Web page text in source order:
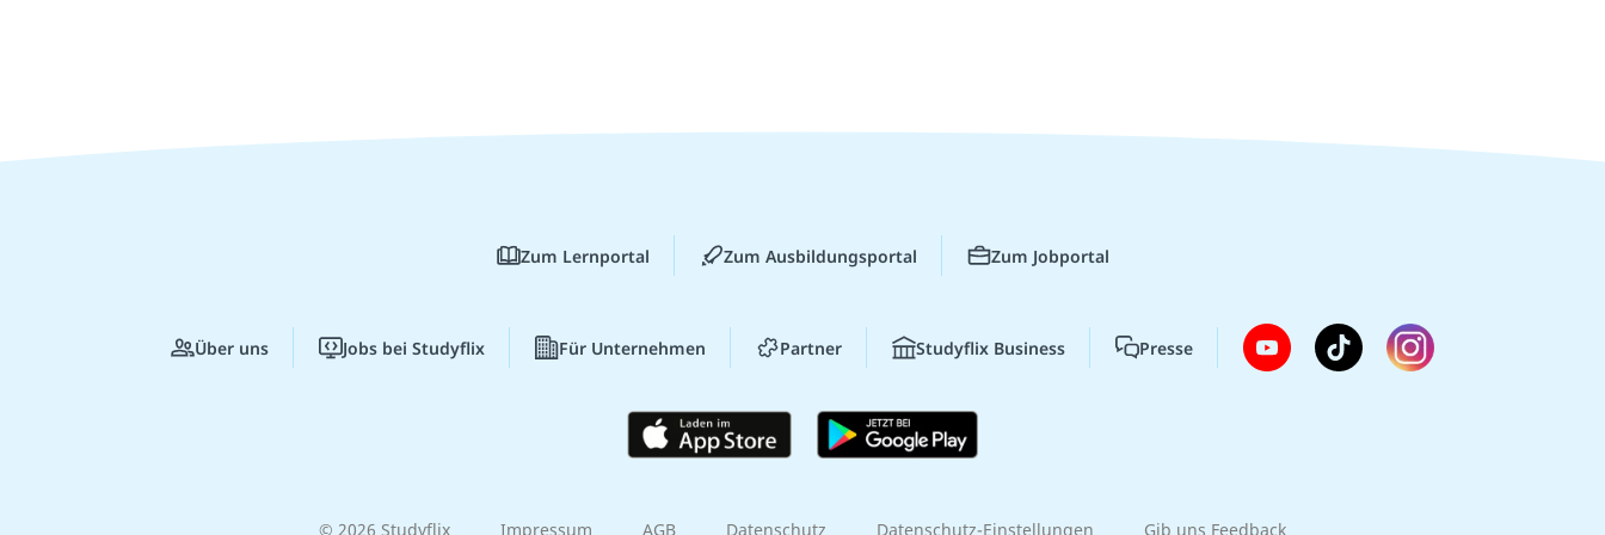
Zum Lernportal Zum Ausbildungsportal Zum Jobportal
Über uns Jobs bei Studyflix Für Unternehmen Partner Studyflix Business Presse
© 2026 Studyflix Impressum AGB Datenschutz Datenschutz-Einstellungen Gib uns Feedback